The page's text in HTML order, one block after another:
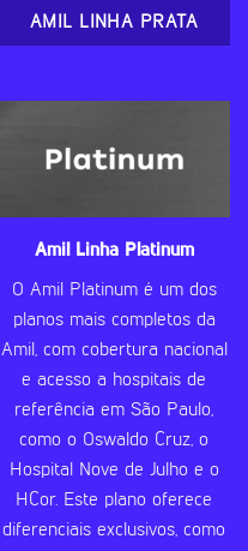
AMIL LINHA PRATA
Amil Linha Platinum
O Amil Platinum é um dos
planos mais completos da
Amil, com cobertura nacional
e acesso a hospitais de
referência em São Paulo,
como o Oswaldo Cruz, o
Hospital Nove de Julho e o
HCor. Este plano oferece
diferenciais exclusivos, como